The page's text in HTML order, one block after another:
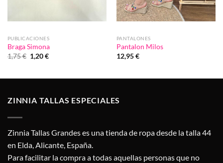
PUBLICACIONES
Braga Simona
1,75€ El
precio
1,75 €.
1,20€El
1,20 €.
PANTALONES
Pantalon Milos
12,95€
ZINNIA TALLAS ESPECIALES
Zinnia Tallas Grandes es una tienda de ropa desde la talla 44
en Elda, Alicante, España.
Para facilitar la compra a todas aquellas personas que no